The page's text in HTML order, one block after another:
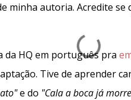
minha autoria. Acredite
da HQ em português pra
Tive de aprender
e do "Cala a boca já